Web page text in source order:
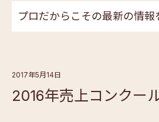
プロだからこその最新の情報
2017年5月14日
2016年売上コンクー